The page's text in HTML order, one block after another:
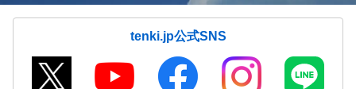
tenki.jp公式SNS